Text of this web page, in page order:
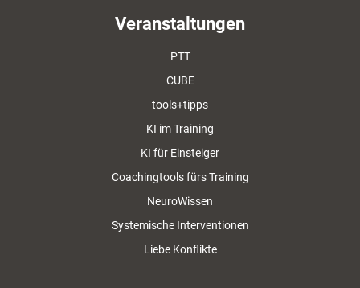
Veranstaltungen
PTT
CUBE
tools+tipps
KI im Training
KI für Einsteiger
Coachingtools fürs Training
NeuroWissen
Systemische Interventionen
Liebe Konflikte